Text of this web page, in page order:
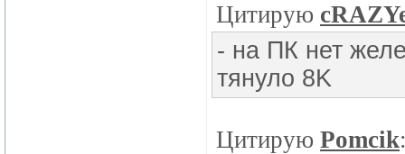
Цитирую
- на ПК нет
тянуло 8K
Цитирую Pomcik